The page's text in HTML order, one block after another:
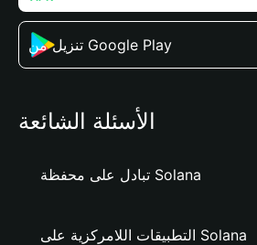
تنزيل من Google Play
الأسئلة الشائعة
تبادل على محفظة Solana
التطبيقات اللامركزية على Solana